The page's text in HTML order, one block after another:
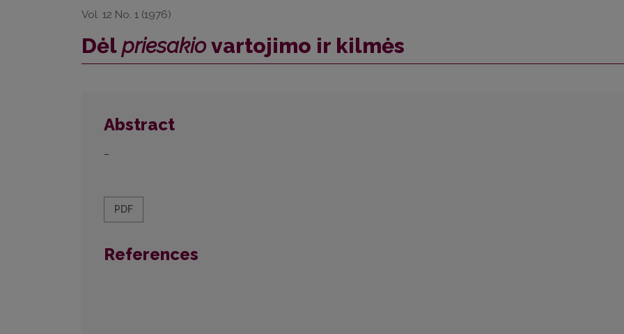
Vol. 12 No. 1 (1976)
Dėl priesakio vartojimo ir kilmės
Abstract
–
PDF
References